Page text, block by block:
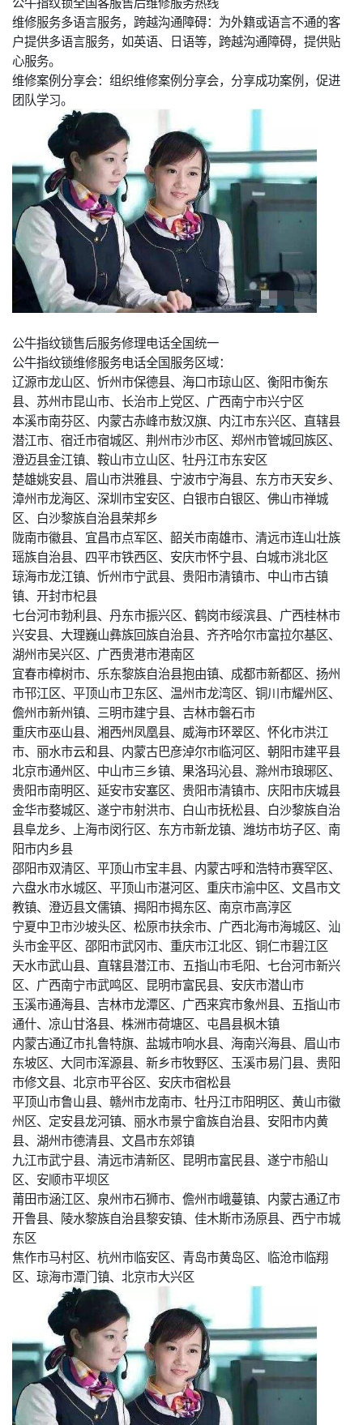
维修服务多语言服务，跨越沟通障碍：为外籍或语言不通的客
户提供多语言服务，如英语、日语等，跨越沟通障碍，提供贴
心服务。
维修案例分享会：组织维修案例分享会，分享成功案例，促进
团队学习。
公牛指纹锁售后服务修理电话全国统一
公牛指纹锁维修服务电话全国服务区域：
辽源市龙山区、忻州市保德县、海口市琼山区、衡阳市衡东
县、苏州市昆山市、长治市上党区、广西南宁市兴宁区
本溪市南芬区、内蒙古赤峰市敖汉旗、内江市东兴区、直辖县
潜江市、宿迁市宿城区、荆州市沙市区、郑州市管城回族区、
澄迈县金江镇、鞍山市立山区、牡丹江市东安区
楚雄姚安县、眉山市洪雅县、宁波市宁海县、东方市天安乡、
漳州市龙海区、深圳市宝安区、白银市白银区、佛山市禅城
区、白沙黎族自治县荣邦乡
陇南市徽县、宜昌市点军区、韶关市南雄市、清远市连山壮族
瑶族自治县、四平市铁西区、安庆市怀宁县、白城市洮北区
琼海市龙江镇、忻州市宁武县、贵阳市清镇市、中山市古镇
镇、开封市杞县
七台河市勃利县、丹东市振兴区、鹤岗市绥滨县、广西桂林市
兴安县、大理巍山彝族回族自治县、齐齐哈尔市富拉尔基区、
湖州市吴兴区、广西贵港市港南区
宜春市樟树市、乐东黎族自治县抱由镇、成都市新都区、扬州
市邗江区、平顶山市卫东区、温州市龙湾区、铜川市耀州区、
儋州市新州镇、三明市建宁县、吉林市磐石市
重庆市巫山县、湘西州凤凰县、威海市环翠区、怀化市洪江
市、丽水市云和县、内蒙古巴彦淖尔市临河区、朝阳市建平县
北京市通州区、中山市三乡镇、果洛玛沁县、滁州市琅琊区、
贵阳市南明区、延安市安塞区、贵阳市清镇市、庆阳市庆城县
金华市婺城区、遂宁市射洪市、白山市抚松县、白沙黎族自治
县阜龙乡、上海市闵行区、东方市新龙镇、潍坊市坊子区、南
阳市内乡县
邵阳市双清区、平顶山市宝丰县、内蒙古呼和浩特市赛罕区、
六盘水市水城区、平顶山市湛河区、重庆市渝中区、文昌市文
教镇、澄迈县文儒镇、揭阳市揭东区、南京市高淳区
宁夏中卫市沙坡头区、松原市扶余市、广西北海市海城区、汕
头市金平区、邵阳市武冈市、重庆市江北区、铜仁市碧江区
天水市武山县、直辖县潜江市、五指山市毛阳、七台河市新兴
区、广西南宁市武鸣区、昆明市富民县、安庆市潜山市
玉溪市通海县、吉林市龙潭区、广西来宾市象州县、五指山市
通什、凉山甘洛县、株洲市荷塘区、屯昌县枫木镇
内蒙古通辽市扎鲁特旗、盐城市响水县、海南兴海县、眉山市
东坡区、大同市浑源县、新乡市牧野区、玉溪市易门县、贵阳
市修文县、北京市平谷区、安庆市宿松县
平顶山市鲁山县、赣州市龙南市、牡丹江市阳明区、黄山市徽
州区、定安县龙河镇、丽水市景宁畲族自治县、安阳市内黄
县、湖州市德清县、文昌市东郊镇
九江市武宁县、清远市清新区、昆明市富民县、遂宁市船山
区、安顺市平坝区
莆田市涵江区、泉州市石狮市、儋州市峨蔓镇、内蒙古通辽市
开鲁县、陵水黎族自治县黎安镇、佳木斯市汤原县、西宁市城
东区
焦作市马村区、杭州市临安区、青岛市黄岛区、临沧市临翔
区、琼海市潭门镇、北京市大兴区